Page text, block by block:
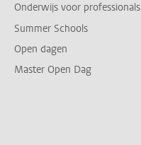
Onderwijs voor professionals
Summer Schools
Open dagen
Master Open Dag